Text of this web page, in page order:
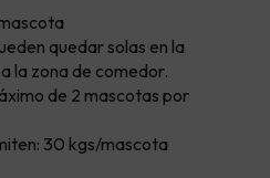
quedar solas en la
la zona de comedor.
de 2 mascotas por
30 kgs/mascota